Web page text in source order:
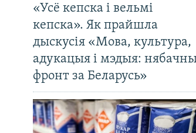
«Усё кепска і вельмі
кепска». Як прайшла
дыскусія «Мова, культура,
адукацыя і мэдыя:
фронт за Беларусь»